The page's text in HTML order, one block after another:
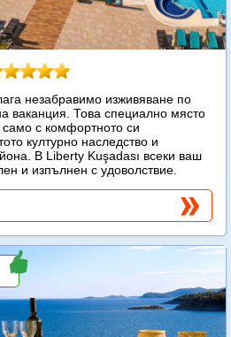
незабравимо изживяване по
ваканция. Това специално място
с комфортното си
културно наследство и
В Liberty Kuşadası всеки ваш
и изпълнен с удоволствие.